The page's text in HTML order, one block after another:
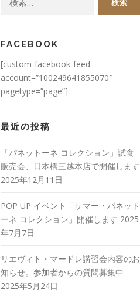
FACEBOOK
[custom-facebook-feed
account=”100249641855070″
pagetype=”page”]
最近の投稿
「パネットーネ コレクション」試食
販売会、日本橋三越本店で開催します
2025年12月11日
POP UP イベント「サマー・パネット
ーネ コレクション」開催します 2025
年7月7日
リエヴィト・マードレ講習会内容のお
知らせ。参加者からの質問募集中
2025年5月24日